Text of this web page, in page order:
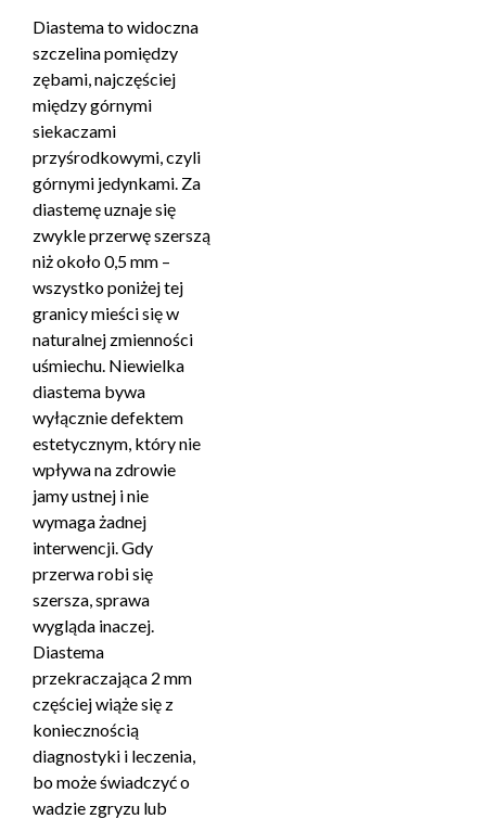
Diastema to widoczna
szczelina pomiędzy
zębami, najczęściej
między górnymi
siekaczami
przyśrodkowymi, czyli
górnymi jedynkami. Za
diastemę uznaje się
zwykle przerwę szerszą
niż około 0,5 mm –
wszystko poniżej tej
granicy mieści się w
naturalnej zmienności
uśmiechu. Niewielka
diastema bywa
wyłącznie defektem
estetycznym, który nie
wpływa na zdrowie
jamy ustnej i nie
wymaga żadnej
interwencji. Gdy
przerwa robi się
szersza, sprawa
wygląda inaczej.
Diastema
przekraczająca 2 mm
częściej wiąże się z
koniecznością
diagnostyki i leczenia,
bo może świadczyć o
wadzie zgryzu lub